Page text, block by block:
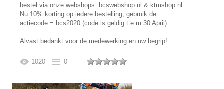
bestel via onze webshops: bcswebshop.nl & ktmshop.nl
Nu 10% korting op iedere bestelling, gebruik de
actiecode = bcs2020 (code is geldig t.e.m 30 April)
Alvast bedankt voor de medewerking en uw begrip!
1020 0